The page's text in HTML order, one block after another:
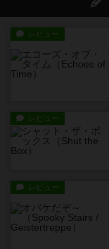
レビュー
レビュー
レビュー